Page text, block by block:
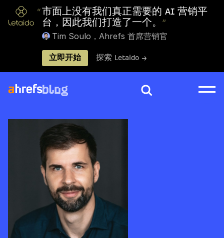
“市面上没有我们真正需要的 AI 营销平
台，因此我们打造了一个。 ”
Tim Soulo，Ahrefs 首席营销官
立即开始 探索 Letaido →